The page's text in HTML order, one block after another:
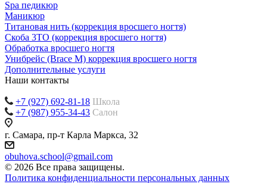
Spa педикюр
Маникюр
Титановая нить (коррекция вросшего ногтя)
Скоба 3ТО (коррекция вросшего ногтя)
Обработка вросшего ногтя
Унибрейс (Brace M) коррекция вросшего ногтя
Дополнительные услуги
Наши контакты
+7 (927) 692-81-18 Школа
+7 (987) 955-34-43 Салон
г. Самара, пр-т Карла Маркса, 32
obuhova.school@gmail.com
© 2026 Все права защищены.
Политика конфиденциальности персональных данных